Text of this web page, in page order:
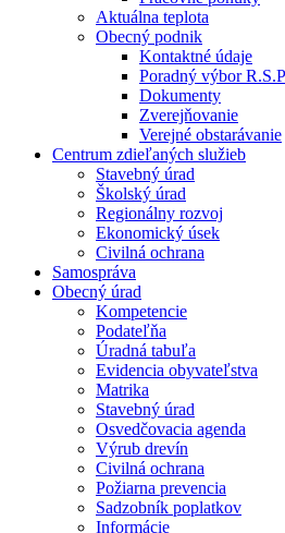
Aktuálna teplota
Obecný podnik
Kontaktné údaje
Poradný výbor
Dokumenty
Zverejňovanie
Verejné obstarávanie
Centrum zdieľaných služieb
Stavebný úrad
Školský úrad
Regionálny rozvoj
Ekonomický úsek
Civilná ochrana
Samospráva
Obecný úrad
Kompetencie
Podateľňa
Úradná tabuľa
Evidencia obyvateľstva
Matrika
Stavebný úrad
Osvedčovacia agenda
Výrub drevín
Civilná ochrana
Požiarna prevencia
Sadzobník poplatkov
Informácie